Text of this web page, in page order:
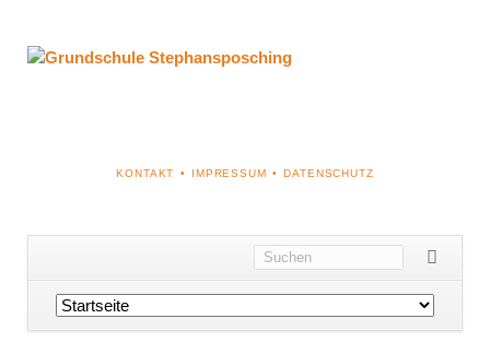
NAVIGATION
KONTAKT IMPRESSUM DATENSCHUTZ
Navigation
überspringen